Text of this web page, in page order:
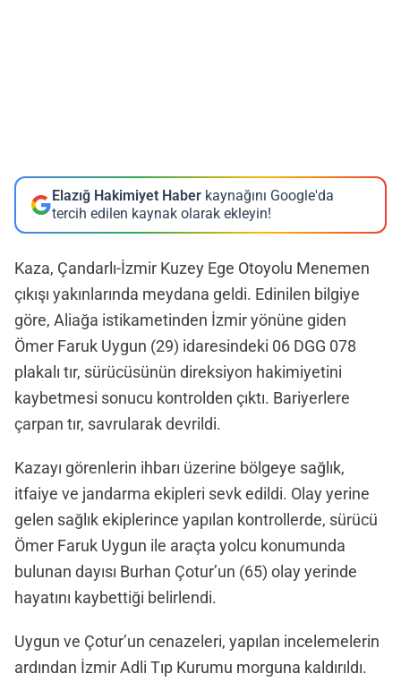
Elazığ Hakimiyet Haber kaynağını Google'da
tercih edilen kaynak olarak ekleyin!
Kaza, Çandarlı-İzmir Kuzey Ege Otoyolu Menemen
çıkışı yakınlarında meydana geldi. Edinilen bilgiye
göre, Aliağa istikametinden İzmir yönüne giden
Ömer Faruk Uygun (29) idaresindeki 06 DGG 078
plakalı tır, sürücüsünün direksiyon hakimiyetini
kaybetmesi sonucu kontrolden çıktı. Bariyerlere
çarpan tır, savrularak devrildi.
Kazayı görenlerin ihbarı üzerine bölgeye sağlık,
itfaiye ve jandarma ekipleri sevk edildi. Olay yerine
gelen sağlık ekiplerince yapılan kontrollerde, sürücü
Ömer Faruk Uygun ile araçta yolcu konumunda
bulunan dayısı Burhan Çotur’un (65) olay yerinde
hayatını kaybettiği belirlendi.
Uygun ve Çotur’un cenazeleri, yapılan incelemelerin
ardından İzmir Adli Tıp Kurumu morguna kaldırıldı.